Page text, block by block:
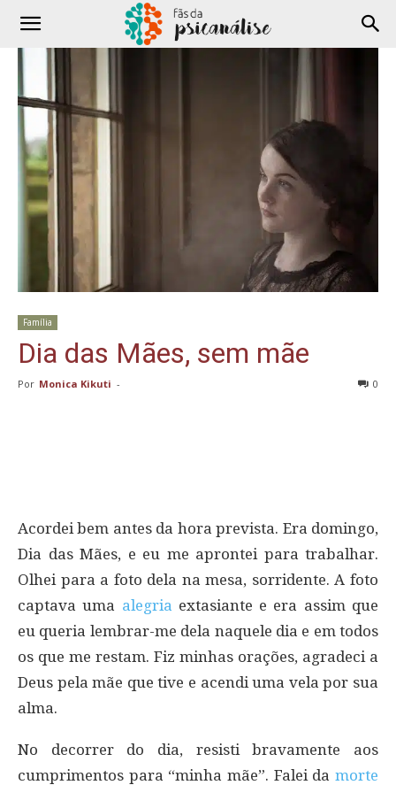
Família
Dia das Mães, sem mãe
Por Monica Kikuti - 0
Acordei bem antes da hora prevista. Era domingo,
Dia das Mães, e eu me aprontei para trabalhar.
Olhei para a foto dela na mesa, sorridente. A foto
captava uma alegria extasiante e era assim que
eu queria lembrar-me dela naquele dia e em todos
os que me restam. Fiz minhas orações, agradeci a
Deus pela mãe que tive e acendi uma vela por sua
alma.
No decorrer do dia, resisti bravamente aos
cumprimentos para “minha mãe”. Falei da morte